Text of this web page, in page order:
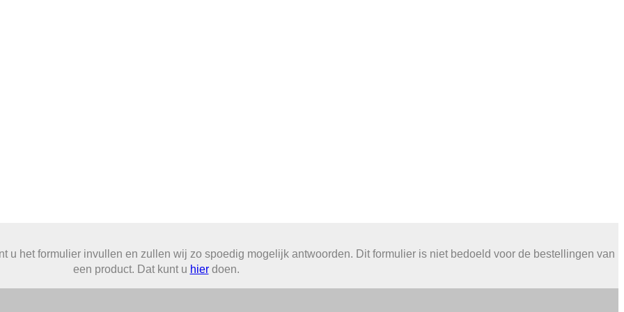
u het formulier invullen en zullen wij zo spoedig mogelijk antwoorden. Dit formulier is niet bedoeld voor de bestellingen van
een product. Dat kunt u hierdoen.